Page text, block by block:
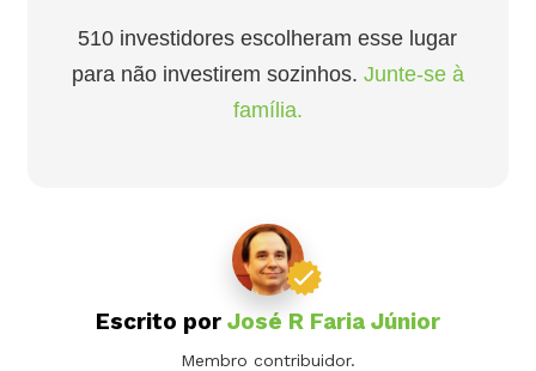
510 investidores escolheram esse lugar
para não investirem sozinhos. Junte-se à
família.
Escrito por José R Faria Júnior
Membro contribuidor.